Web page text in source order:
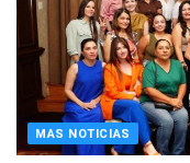
MAS NOTICIAS